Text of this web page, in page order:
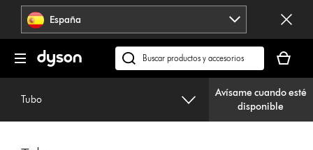
Omitir
navegación España
Buscar
en
cesta
está
vacía
Tubo
Avísame cuando esté
disponible